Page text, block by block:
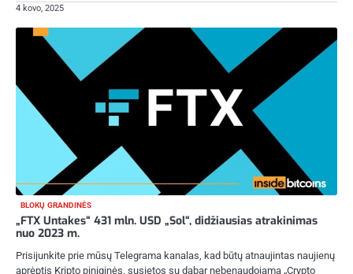
4 kovo, 2025
BLOKŲ GRANDINĖS
„FTX Untakes“ 431 mln. USD „Sol“, didžiausias atrakinimas
nuo 2023 m.
Prisijunkite prie mūsų Telegrama kanalas, kad būtų atnaujintas naujienų
aprėptis Kripto piniginės, susietos su dabar nebenaudojama „Crypto